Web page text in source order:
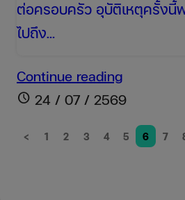
ต่อครอบครัว อุบัติเหตุครั้งนี้
ไปถึง…
Continue readingสลด!
หนุ่ม
เมา
แล้ว
schedule 24 / 07 / 2569
< 1 2 3 4 5 6 7